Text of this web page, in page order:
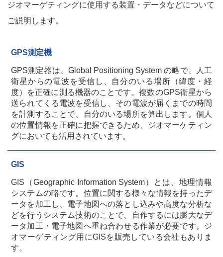
ジオマーゲティングに使用する装置・データなどについて
ご説明します。
GPS測定機
GPS測定器は、Global Positioning System の略で、人工
衛星からの電波を受信し、自分のいる場所（緯度・経
度）を正確に測る機器のことです。複数のGPS衛星から
送られてくる電波を受信し、その電波が届くまでの時間
を計測することで、自分のいる場所を算出します。個人
の位置情報を正確に把握できるため、ジオマーケティン
グにおいても活用されています。
GIS
GIS（Geographic Information System）とは、地理情報
システムの略です。位置に関する様々な情報を持ったデ
ータを加工し、電子地図への落とし込みや高度な分析な
どを行うシステム技術のことで、自作するには膨大なデ
ータ加工・電子地図へ重ね合わせる作業が必要です。ジ
オマーゲティング用にGISを販売している会社もありま
す。